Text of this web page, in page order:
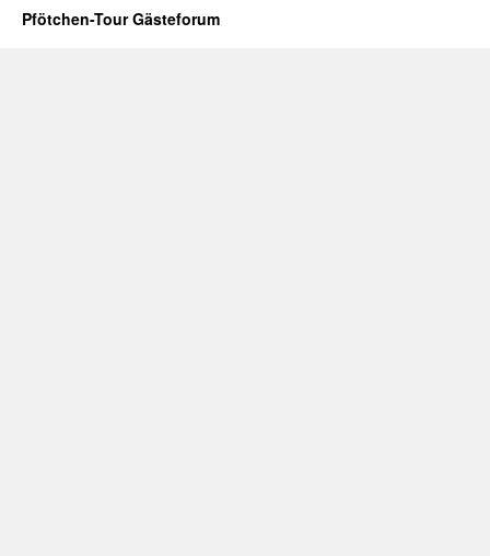
Pfötchen-Tour Gästeforum